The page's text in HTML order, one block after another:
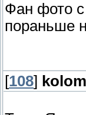
Фан фото с
пораньше
[108]